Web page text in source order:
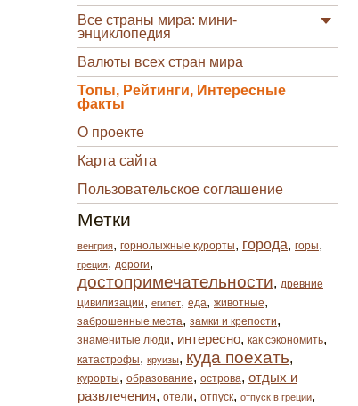
Все страны мира: мини-
энциклопедия
Валюты всех стран мира
Топы, Рейтинги, Интересные
факты
О проекте
Карта сайта
Пользовательское соглашение
Метки
венгрия, горнолыжные курорты, города, горы,
греция, дороги,
достопримечательности, древние
цивилизации, египет, еда, животные,
заброшенные места, замки и крепости,
знаменитые люди, интересно, как сэкономить,
катастрофы, круизы, куда поехать,
курорты, образование, острова, отдых и
развлечения, отели, отпуск, отпуск в греции,